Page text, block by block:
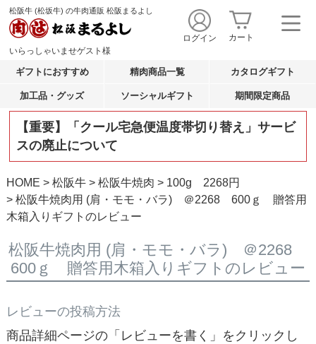
松阪牛 (松坂牛) の牛肉通販 松阪まるよし
いらっしゃいませゲスト様
ログイン カート
ギフトにおすすめ 精肉商品一覧 カタログギフト
加工品・グッズ ソーシャルギフト 期間限定商品
【重要】「クール宅急便温度帯切り替え」サービ
スの廃止について
HOME 松阪牛 松阪牛焼肉
100g 2268円
松阪牛焼肉用 (肩・モモ・バラ) ＠2268 600ｇ 贈答用
木箱入りギフトのレビュー
松阪牛焼肉用 (肩・モモ・バラ) ＠2268
600ｇ 贈答用木箱入りギフトのレビュー
レビューの投稿方法
商品詳細ページの「レビューを書く」をクリックし